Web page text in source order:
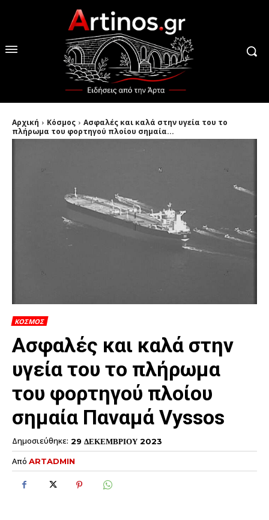
Αρχική Κόσμος
Ασφαλές και καλά στην υγεία του το
πλήρωμα του φορτηγού πλοίου σημαία...
ΚΟΣΜΟΣ
Ασφαλές και καλά στην
υγεία του το πλήρωμα
του φορτηγού πλοίου
σημαία Παναμά Vyssos
Δημοσιεύθηκε: 29 ΔΕΚΕΜΒΡΙΟΥ 2023
Από ARTADMIN